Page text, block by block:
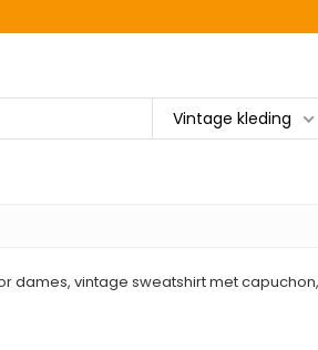
Vintage kleding
dames, vintage sweatshirt met